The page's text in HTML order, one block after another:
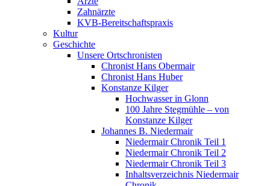
Zahnärzte
KVB-Bereitschaftspraxis
Kultur
Geschichte
Unsere Ortschronisten
Chronist Hans Obermair
Chronist Hans Huber
Konstanze Kilger
Hochwasser in Glonn
100 Jahre Stegmühle – von
Konstanze Kilger
Johannes B. Niedermair
Niedermair Chronik Teil 1
Niedermair Chronik Teil 2
Niedermair Chronik Teil 3
Inhaltsverzeichnis Niedermair